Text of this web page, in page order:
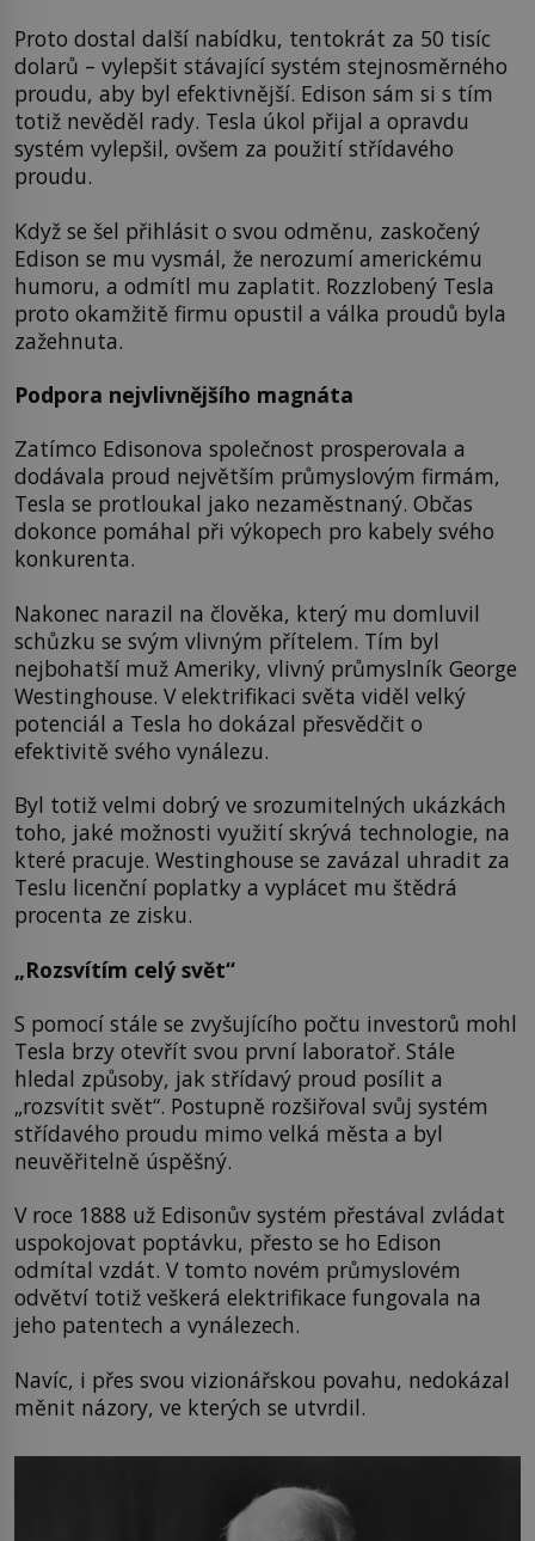
Proto dostal další nabídku, tentokrát za 50 tisíc
dolarů – vylepšit stávající systém stejnosměrného
proudu, aby byl efektivnější. Edison sám si s tím
totiž nevěděl rady. Tesla úkol přijal a opravdu
systém vylepšil, ovšem za použití střídavého
proudu.
Když se šel přihlásit o svou odměnu, zaskočený
Edison se mu vysmál, že nerozumí americkému
humoru, a odmítl mu zaplatit. Rozzlobený Tesla
proto okamžitě firmu opustil a válka proudů byla
zažehnuta.
Podpora nejvlivnějšího magnáta
Zatímco Edisonova společnost prosperovala a
dodávala proud největším průmyslovým firmám,
Tesla se protloukal jako nezaměstnaný. Občas
dokonce pomáhal při výkopech pro kabely svého
konkurenta.
Nakonec narazil na člověka, který mu domluvil
schůzku se svým vlivným přítelem. Tím byl
nejbohatší muž Ameriky, vlivný průmyslník George
Westinghouse. V elektrifikaci světa viděl velký
potenciál a Tesla ho dokázal přesvědčit o
efektivitě svého vynálezu.
Byl totiž velmi dobrý ve srozumitelných ukázkách
toho, jaké možnosti využití skrývá technologie, na
které pracuje. Westinghouse se zavázal uhradit za
Teslu licenční poplatky a vyplácet mu štědrá
procenta ze zisku.
„Rozsvítím celý svět“
S pomocí stále se zvyšujícího počtu investorů mohl
Tesla brzy otevřít svou první laboratoř. Stále
hledal způsoby, jak střídavý proud posílit a
„rozsvítit svět“. Postupně rozšiřoval svůj systém
střídavého proudu mimo velká města a byl
neuvěřitelně úspěšný.
V roce 1888 už Edisonův systém přestával zvládat
uspokojovat poptávku, přesto se ho Edison
odmítal vzdát. V tomto novém průmyslovém
odvětví totiž veškerá elektrifikace fungovala na
jeho patentech a vynálezech.
Navíc, i přes svou vizionářskou povahu, nedokázal
měnit názory, ve kterých se utvrdil.